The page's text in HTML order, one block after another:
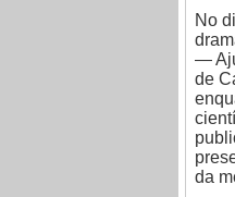
No
—
de
da